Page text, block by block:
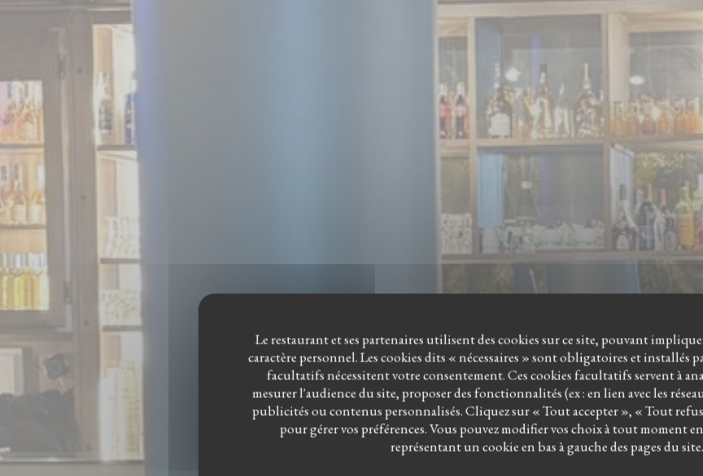
Le restaurant et ses partenaires utilisent des cookies sur ce site, pouvant
caractère personnel. Les cookies dits « nécessaires » sont obligatoires et installés
facultatifs nécessitent votre consentement. Ces cookies facultatifs servent à
mesurer l'audience du site, proposer des fonctionnalités (ex : en lien avec les
publicités ou contenus personnalisés. Cliquez sur « Tout accepter », « Tout
pour gérer vos préférences. Vous pouvez modifier vos choix à tout moment
représentant un cookie en bas à gauche des pages du site.
RESTAURANT BAR - PUB• AUBERVILLIERS
Le Clos